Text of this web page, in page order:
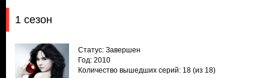
1 сезон
Статус: Завершен
Год: 2010
Количество вышедших серий: 18 (из 18)